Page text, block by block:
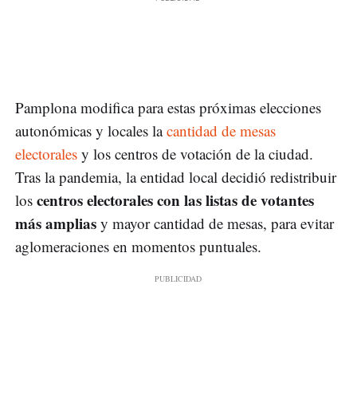
Pamplona modifica para estas próximas elecciones
autonómicas y locales lacantidad de mesas
electorales y los centros de votación de la ciudad.
Tras la pandemia, la entidad local decidió redistribuir
los centros electorales con las listas de votantes
más amplias y mayor cantidad de mesas, para evitar
aglomeraciones en momentos puntuales.